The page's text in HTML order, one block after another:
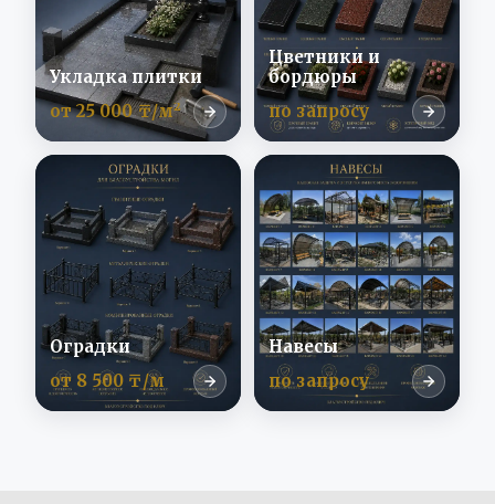
Укладка плитки
от 25 000 ₸/м²
Цветники и
бордюры
по запросу
Оградки
от 8 500 ₸/м
Навесы
по запросу